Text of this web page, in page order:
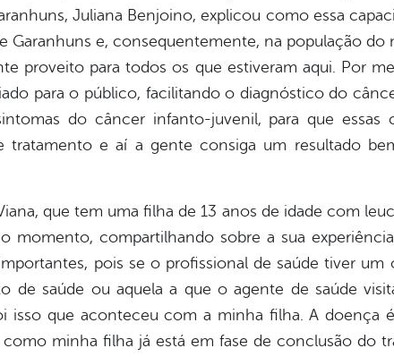
Juliana Benjoino, explicou como essa
Garanhuns e, consequentemente, na população
proveito para todos os que estiveram aqui. Por
para o público, facilitando o diagnóstico do
do câncer infanto-juvenil, para que essas
tratamento e aí a gente consiga um resultado
que tem uma filha de 13 anos de idade com
momento, compartilhando sobre a sua
pois se o profissional de saúde tiver um
de saúde ou aquela a que o agente de saúde
isso que aconteceu com a minha filha. A doença
minha filha já está em fase de conclusão do